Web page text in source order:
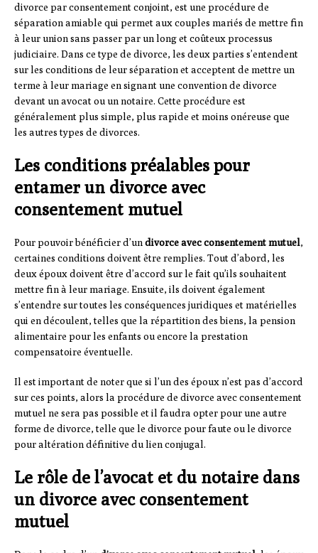
divorce par consentement conjoint, est une procédure de
séparation amiable qui permet aux couples mariés de mettre fin
à leur union sans passer par un long et coûteux processus
judiciaire. Dans ce type de divorce, les deux parties s’entendent
sur les conditions de leur séparation et acceptent de mettre un
terme à leur mariage en signant une convention de divorce
devant un avocat ou un notaire. Cette procédure est
généralement plus simple, plus rapide et moins onéreuse que
les autres types de divorces.
Les conditions préalables pour
entamer un divorce avec
consentement mutuel
Pour pouvoir bénéficier d’un divorce avec consentement mutuel ,
certaines conditions doivent être remplies. Tout d’abord, les
deux époux doivent être d’accord sur le fait qu’ils souhaitent
mettre fin à leur mariage. Ensuite, ils doivent également
s’entendre sur toutes les conséquences juridiques et matérielles
qui en découlent, telles que la répartition des biens, la pension
alimentaire pour les enfants ou encore la prestation
compensatoire éventuelle.
Il est important de noter que si l’un des époux n’est pas d’accord
sur ces points, alors la procédure de divorce avec consentement
mutuel ne sera pas possible et il faudra opter pour une autre
forme de divorce, telle que le divorce pour faute ou le divorce
pour altération définitive du lien conjugal.
Le rôle de l’avocat et du notaire dans
un divorce avec consentement
mutuel